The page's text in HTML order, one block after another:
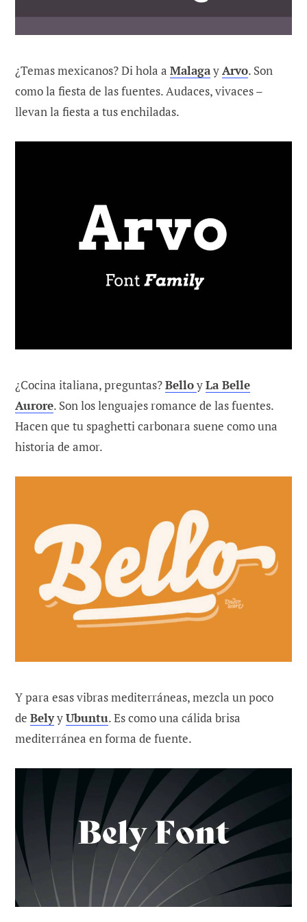
¿Temas mexicanos? Di hola a MalagayArvo. Son
como la fiesta de las fuentes. Audaces, vivaces –
llevan la fiesta a tus enchiladas.
¿Cocina italiana, preguntas?BelloyLa Belle
Aurore. Son los lenguajes romance de las fuentes.
Hacen que tu spaghetti carbonara suene como una
historia de amor.
Y para esas vibras mediterráneas, mezcla un poco
de BelyyUbuntu. Es como una cálida brisa
mediterránea en forma de fuente.